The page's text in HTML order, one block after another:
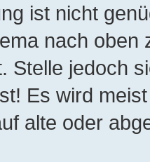
ist nicht
nach oben
Stelle jedoch
Es wird
alte oder